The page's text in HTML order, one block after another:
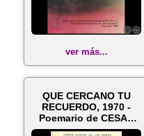
ver más...
QUE CERCANO TU
RECUERDO, 1970 -
Poemario de CESAR
ALONSO DE LAS H...